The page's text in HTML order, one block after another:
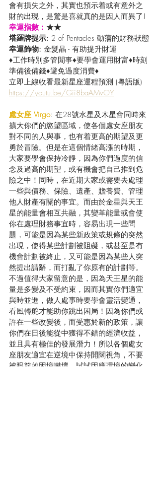
會有損失之外，其實也預示着或有意外之
財的出現，是驚是喜就真的是因人而異了!
幸運指數： ★★
塔羅牌提示: 2 of Pentacles 動蕩的財務狀態
幸運飾物: 金髮晶 - 有助提升財運
♦工作時別多管閒事♦要學會運用財富♦時刻
準備後備錢♦避免過度消費♦
立即上線收看最新星座運程預測 (粵語版)
https://youtu.be/Gii8baAMvOY
處女座 Virgo: 在28號水星及木星會同時來
擴大你們的慾望區域，使各個處女座朋友
對不同的人與事，也有着更高的期望及更
勇於冒險。但是在這個情緒高漲的時期，
大家要學會保持冷靜，因為你們過度的信
念及過高的期望，或有機會把自己推到危
險之中！同時，在近期大家或需要去處理
一些與債務、保險、遺產、贍養費、管理
他人財產有關的事宜。而由於金星與天王
星的能量會相互共融，其變革能量或會使
你在處理財務事宜時，容易出現一些問
題，可能是因為某些新政策或規條的突然
出現，使得某些計劃被阻礙，或甚至是有
機會計劃被終止，又可能是因為某些人突
然提出請辭，而打亂了你原有的計劃等。
不過值得大家留意的是，因為天王星的能
量是多變及不受約束，因而其實你們適宜
與時並進，做人處事時要學會靈活變通，
看風轉舵才能助你跳出困局！因為你們或
許在一些改變後，而受惠於新的政策，讓
你們在日後能從中獲得不錯的經濟收益，
並且具有極佳的發展潛力！所以各個處女
座朋友適宜在逆境中保持開闊視角，不要
被眼前的困境嚇壞，試試因應環境的變化